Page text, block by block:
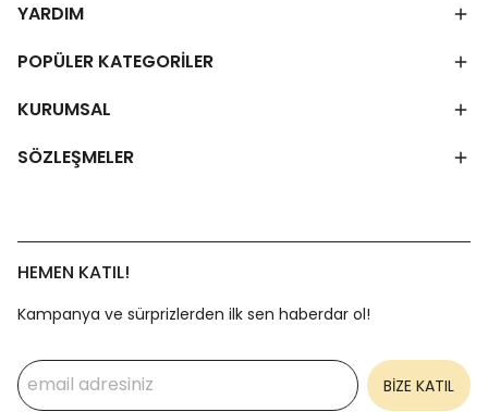
YARDIM
POPÜLER KATEGORİLER
KURUMSAL
SÖZLEŞMELER
HEMEN KATIL!
Kampanya ve sürprizlerden ilk sen haberdar ol!
BİZE KATIL